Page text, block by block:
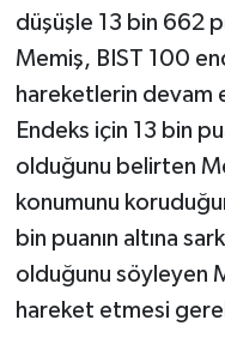
düşüşle 13 bin 662
Memiş, BIST 100
hareketlerin
Endeks için 13 bin
olduğunu belirten
konumunu
bin puanın altına
olduğunu söyleyen
hareket etmesi